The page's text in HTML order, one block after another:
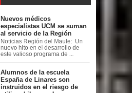
Nuevos médicos
especialistas UCM se suman
al servicio de la Región
Noticias Región del Maule: Un
nuevo hito en el desarrollo de
este valioso programa de ...
Alumnos de la escuela
España de Linares son
instruidos en el riesgo de